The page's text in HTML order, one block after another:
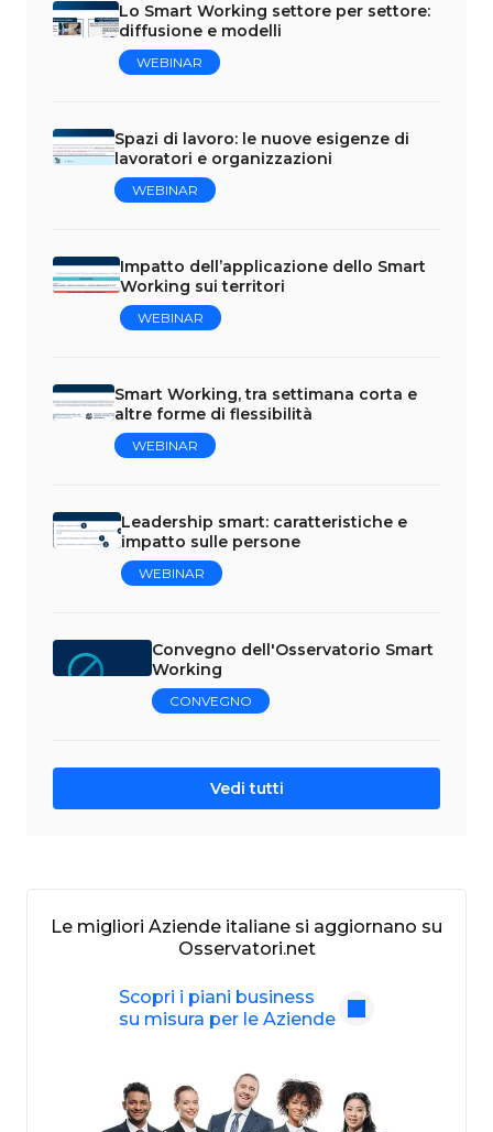
Lo Smart Working settore per settore:
diffusione e modelli
WEBINAR
Spazi di lavoro: le nuove esigenze di
lavoratori e organizzazioni
WEBINAR
Impatto dell’applicazione dello Smart
Working sui territori
WEBINAR
Smart Working, tra settimana corta e
altre forme di flessibilità
WEBINAR
Leadership smart: caratteristiche e
impatto sulle persone
WEBINAR
Convegno dell'Osservatorio Smart
Working
CONVEGNO
Vedi tutti
Le migliori Aziende italiane si aggiornano su
Osservatori.net
Scopri i piani business
su misura per le Aziende